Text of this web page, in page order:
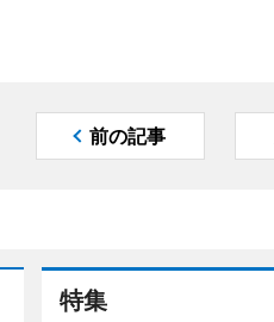
前の記事
特集